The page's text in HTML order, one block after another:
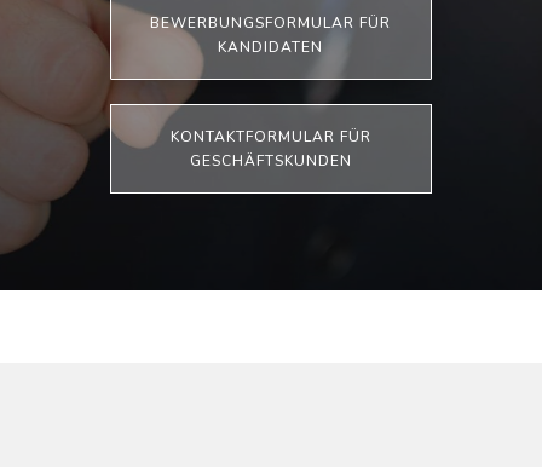
BEWERBUNGSFORMULAR FÜR
KANDIDATEN
KONTAKTFORMULAR FÜR
GESCHÄFTSKUNDEN